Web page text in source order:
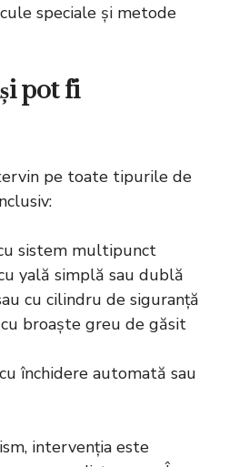
speciale și metode
pot fi
pe toate tipurile de
sistem multipunct
yală simplă sau dublă
cu cilindru de siguranță
broaște greu de găsit
închidere automată sau
intervenția este